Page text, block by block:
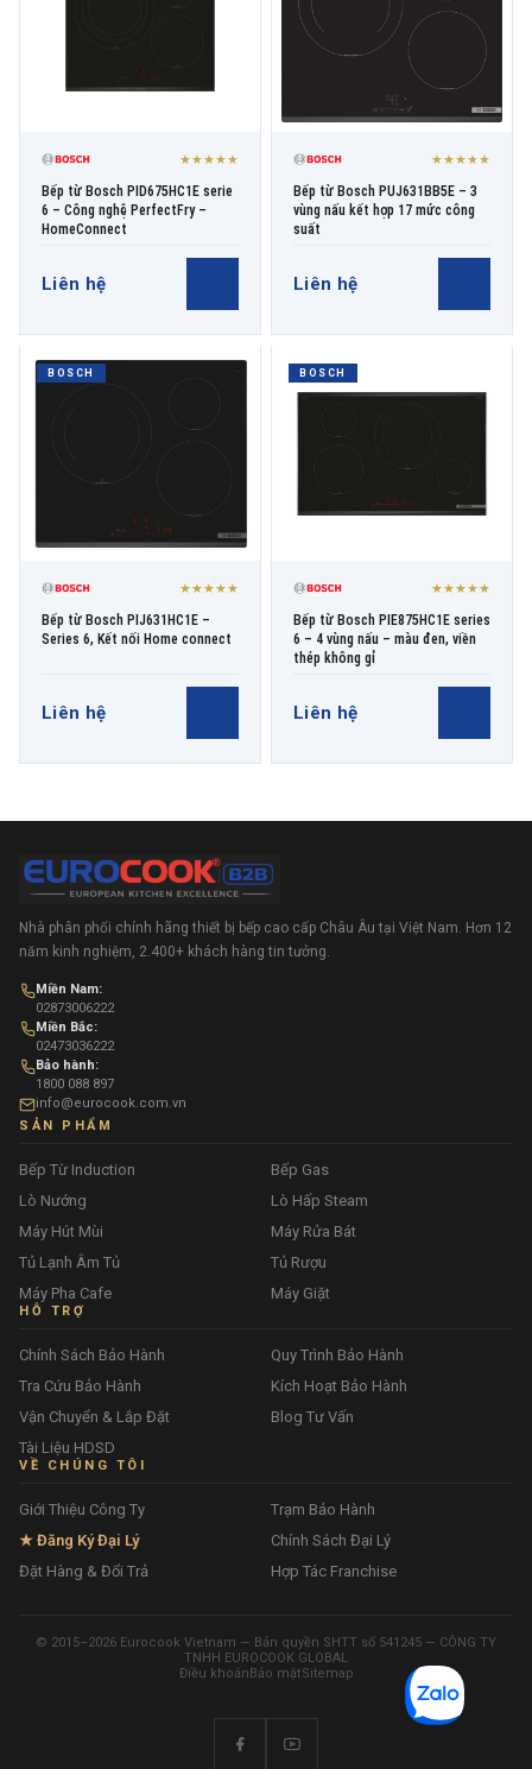
★★★★★
Bếp từ Bosch PID675HC1E serie
6 – Công nghệ PerfectFry –
HomeConnect
Liên hệ
★★★★★
Bếp từ Bosch PUJ631BB5E – 3
vùng nấu kết hợp 17 mức công
suất
Liên hệ
BOSCH
★★★★★
Bếp từ Bosch PIJ631HC1E –
Series 6, Kết nối Home connect
Liên hệ
BOSCH
★★★★★
Bếp từ Bosch PIE875HC1E series
6 – 4 vùng nấu – màu đen, viền
thép không gỉ
Liên hệ
Nhà phân phối chính hãng thiết bị bếp cao cấp Châu Âu tại Việt Nam. Hơn 12
năm kinh nghiệm, 2.400+ khách hàng tin tưởng.
Miền Nam:
02873006222
Miền Bắc:
02473036222
Bảo hành:
1800 088 897
info@eurocook.com.vn
SẢN PHẨM
Bếp Từ Induction
Bếp Gas
Lò Nướng
Lò Hấp Steam
Máy Hút Mùi
Máy Rửa Bát
Tủ Lạnh Âm Tủ
Tủ Rượu
Máy Pha Cafe
Máy Giặt
HỖ TRỢ
Chính Sách Bảo Hành
Quy Trình Bảo Hành
Tra Cứu Bảo Hành
Kích Hoạt Bảo Hành
Vận Chuyển & Lắp Đặt
Blog Tư Vấn
Tài Liệu HDSD
VỀ CHÚNG TÔI
Giới Thiệu Công Ty
Trạm Bảo Hành
★ Đăng Ký Đại Lý
Chính Sách Đại Lý
Đặt Hàng & Đổi Trả
Hợp Tác Franchise
© 2015–2026 Eurocook Vietnam — Bản quyền SHTT số 541245 — CÔNG TY
TNHH EUROCOOK GLOBAL
Điều khoảnBảo mậtSitemap